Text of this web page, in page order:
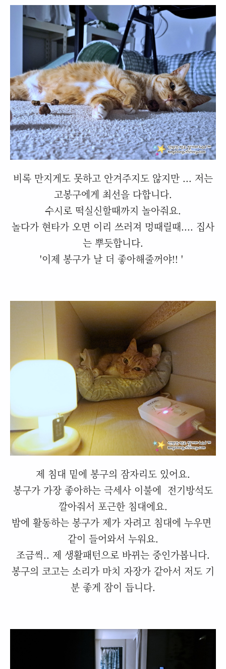
비록 만지게도 못하고 안겨주지도 않지만 ... 저는
고봉구에게 최선을 다합니다.
수시로 떡실신할때까지 놀아줘요.
놀다가 현타가 오면 이리 쓰러져 멍때릴때.... 집사
는 뿌듯합니다.
'이제 봉구가 날 더 좋아해줄꺼야!! '
제 침대 밑에 봉구의 잠자리도 있어요.
봉구가 가장 좋아하는 극세사 이불에 전기방석도
깔아줘서 포근한 침대에요.
밤에 활동하는 봉구가 제가 자려고 침대에 누우면
같이 들어와서 누워요.
조금씩.. 제 생활패턴으로 바뀌는 중인가봅니다.
봉구의 코고는 소리가 마치 자장가 같아서 저도 기
분 좋게 잠이 듭니다.